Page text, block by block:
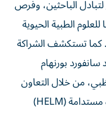
الباحثين، وفرص
الطبية الحيوية
كما تستكشف الشراكة
بورنهام
من خلال التعاون
مع مجمع الصحة والطب واللياقة لحياة مستدامة (HELM)